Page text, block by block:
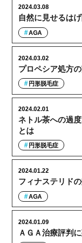
自然に見せるは
2024.03.08
AGA
プロペシア処方
2024.03.02
円形脱毛症
ネトル茶への過
とは
2024.02.01
円形脱毛症
フィナステリド
2024.01.22
AGA
ＡＧＡ治療評判
2024.01.09